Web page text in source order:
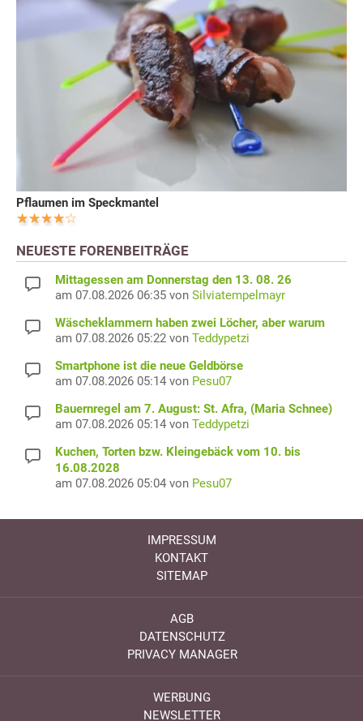
Pflaumen im Speckmantel
NEUESTE FORENBEITRÄGE
Mittagessen am Donnerstag den 13. 08. 26
am 07.08.2026 06:35 von Silviatempelmayr
Wäscheklammern haben zwei Löcher, aber warum
am 07.08.2026 05:22 von Teddypetzi
Smartphone ist die neue Geldbörse
am 07.08.2026 05:14 von Pesu07
Bauernregel am 7. August: St. Afra, (Maria Schnee)
am 07.08.2026 05:14 von Teddypetzi
Kuchen, Torten bzw. Kleingebäck vom 10. bis
16.08.2028
am 07.08.2026 05:04 von Pesu07
IMPRESSUM
KONTAKT
SITEMAP
AGB
DATENSCHUTZ
PRIVACY MANAGER
WERBUNG
NEWSLETTER